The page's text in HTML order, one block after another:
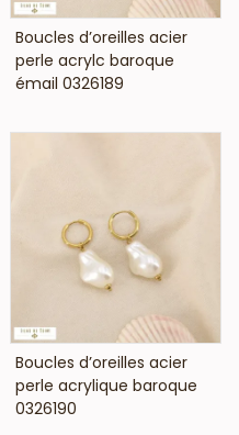
VOIR LE PRIX
Boucles d’oreilles acier
perle acrylc baroque
émail 0326189
VOIR LE PRIX
Boucles d’oreilles acier
perle acrylique baroque
0326190